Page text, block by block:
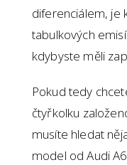
diferenciálem, je
tabulkových
kdybyste měli
Pokud tedy
čtyřkolku
musíte hledat
model od Audi